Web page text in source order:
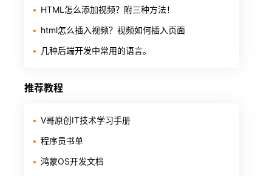
HTML怎么添加视频？附三种方法！
html怎么插入视频？视频如何插入页面
几种后端开发中常用的语言。
推荐教程
V哥原创IT技术学习手册
程序员书单
鸿蒙OS开发文档